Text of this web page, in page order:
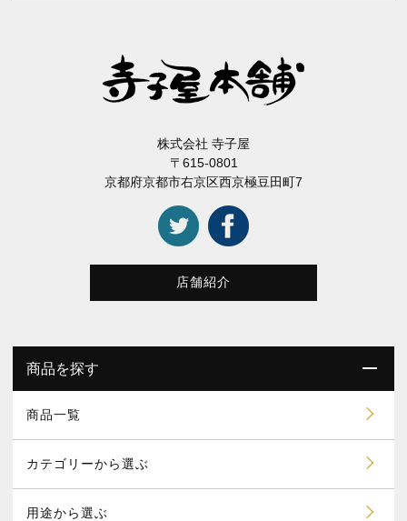
株式会社 寺子屋
〒615-0801
京都府京都市右京区西京極豆田町7
店舗紹介
商品を探す
商品一覧
カテゴリーから選ぶ
用途から選ぶ